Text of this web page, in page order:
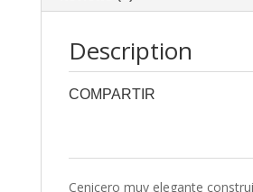
Description
COMPARTIR
Cenicero muy elegante